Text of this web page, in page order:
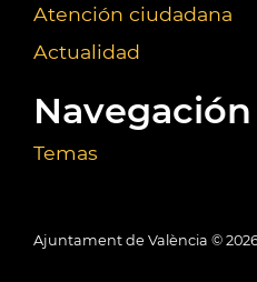
Atención ciudadana
Actualidad
Temas
Ajuntament de València ©